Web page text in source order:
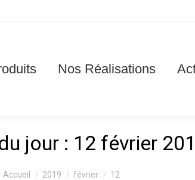
Nos Réalisations
jour : 12 février
Vous êtes ici :
Accueil 2019 février 12